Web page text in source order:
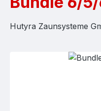
Hutyra Zaunsysteme
Bildergalerie